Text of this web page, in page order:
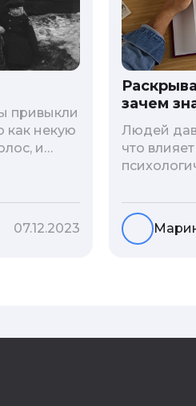
привыкли
как некую
и
судьбе
07.12.2023
зачем
Людей
что
человека.
семи